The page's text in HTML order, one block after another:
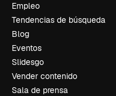
Empleo
Tendencias de búsqueda
Blog
Eventos
Slidesgo
Vender contenido
Sala de prensa